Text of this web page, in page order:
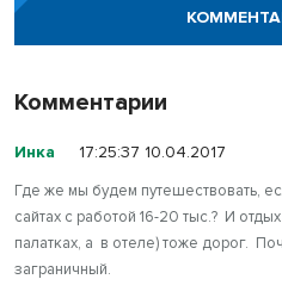
Комментарии
Инка 17:25:37 10.04.2017
Где же мы будем путешествовать,
сайтах с работой 16-20 тыс.? И
палатках, а в отеле) тоже дорог.
заграничный.